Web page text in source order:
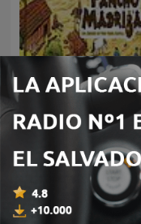
Pancho Madrigal